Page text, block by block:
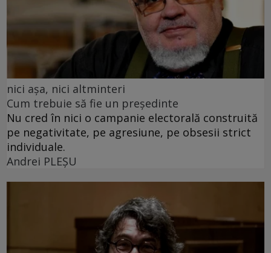
nici așa, nici altminteri
Cum trebuie să fie un președinte
Nu cred în nici o campanie electorală construită
pe negativitate, pe agresiune, pe obsesii strict
individuale.
Andrei PLEŞU